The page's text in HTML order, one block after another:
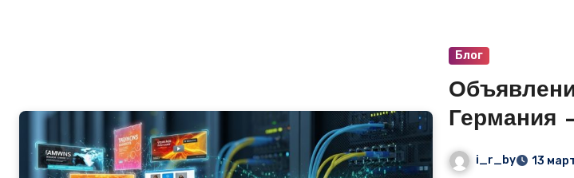
7–12 тысяч рублей
Блог
Германия
вашего
i_r_by 13